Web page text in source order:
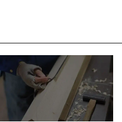
いたそうです。 それで
も、ダメ元で始めた初め
てのネットショップ運
たサイトに待っていたの